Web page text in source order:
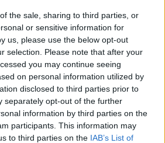
the sale, sharing to third parties, or
or sensitive information for
us, please use the below opt-out
selection. Please note that after your
you may continue seeing
on personal information utilized by
disclosed to third parties prior to
separately opt-out of the further
information by third parties on the
participants. This information may
to third parties on the IAB’s List of
leggazdagabb és talán
Szinte minden
tartogat, nem
fiatalabb bécsi kortársak,
Webern vagy Berg igen
mű ősbemutatója 1908-ban,
előadáson Mahler